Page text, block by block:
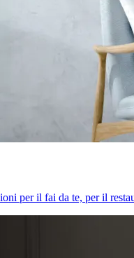
per il fai da te, per il